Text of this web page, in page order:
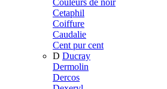
Couleurs de noir
Cetaphil
Coiffure
Caudalie
Cent pur cent
D Ducray
Dermolin
Dercos